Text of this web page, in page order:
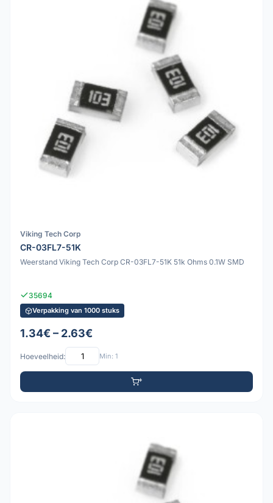
Viking Tech Corp
CR-03FL7-51K
Weerstand Viking Tech Corp CR-03FL7-51K 51k Ohms 0.1W SMD
35694
Verpakking van 1000 stuks
1.34€ – 2.63€
Hoeveelheid: Min: 1